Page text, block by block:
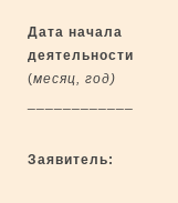
Дата начала
деятельности
(месяц, год)
Заявитель: